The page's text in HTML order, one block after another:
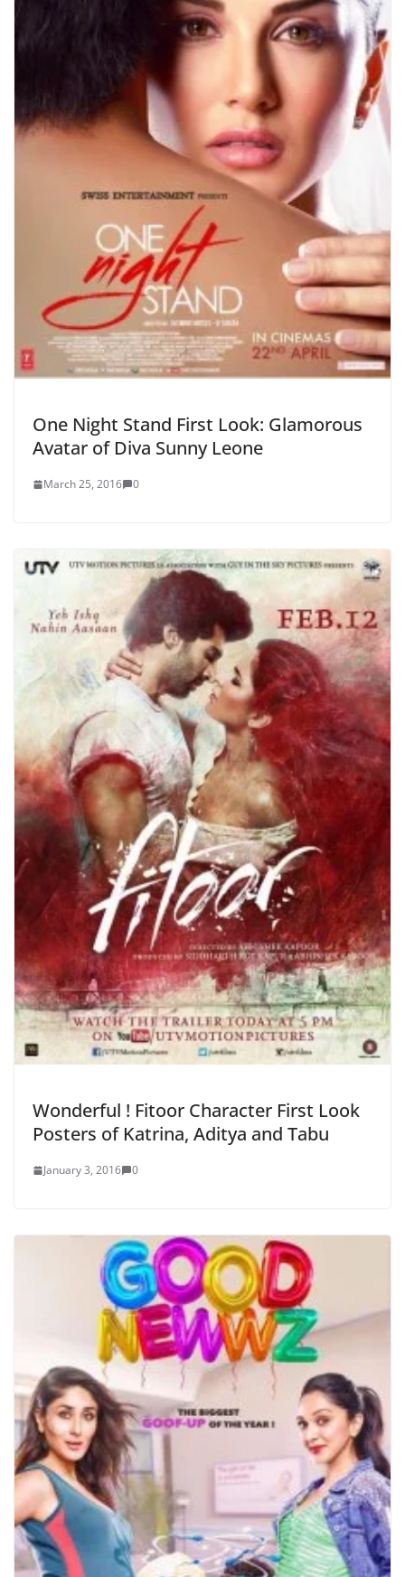
One Night Stand First Look: Glamorous
Avatar of Diva Sunny Leone
March 25, 2016 0
Wonderful ! Fitoor Character First Look
Posters of Katrina, Aditya and Tabu
January 3, 2016 0